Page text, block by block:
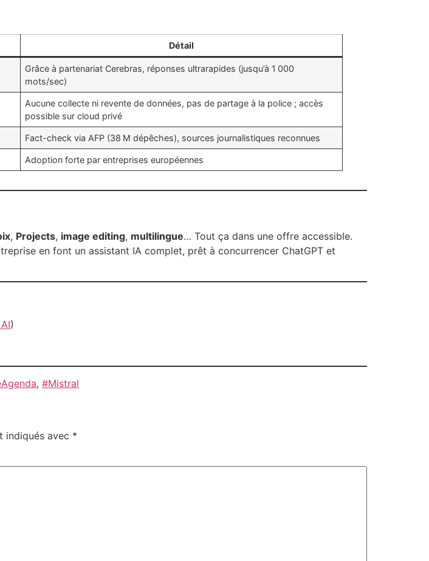
Détail
Grâce à partenariat Cerebras, réponses ultrarapides (jusqu’à 1 000
mots/sec)
Aucune collecte ni revente de données, pas de partage à la police ; accès
possible sur cloud privé
Fact-check via AFP (38 M dépêches), sources journalistiques reconnues
Adoption forte par entreprises européennes
, Projects, image editing, multilingue… Tout ça dans une offre accessible.
en font un assistant IA complet, prêt à concurrencer ChatGPT et
)
, #Mistral
indiqués avec *